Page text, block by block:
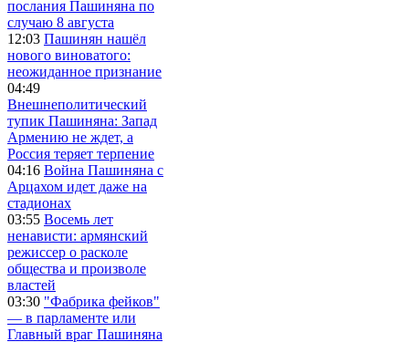
послания Пашиняна по
случаю 8 августа
12:03 Пашинян нашёл
нового виноватого:
неожиданное признание
04:49
Внешнеполитический
тупик Пашиняна: Запад
Армению не ждет, а
Россия теряет терпение
04:16 Война Пашиняна с
Арцахом идет даже на
стадионах
03:55 Восемь лет
ненависти: армянский
режиссер о расколе
общества и произволе
властей
03:30 "Фабрика фейков"
— в парламенте или
Главный враг Пашиняна